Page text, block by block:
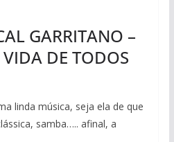
GARRITANO –
DE TODOS
linda música, seja ela de que
samba….. afinal, a